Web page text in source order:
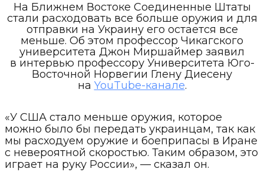
На Ближнем Востоке Соединенные Штаты
стали расходовать все больше оружия и для
отправки на Украину его остается все
меньше. Об этом профессор Чикагского
университета Джон Миршаймер заявил
в интервью профессору Университета Юго-
Восточной Норвегии Глену Диесену
на YouTube-канале.
«У США стало меньше оружия, которое
можно было бы передать украинцам, так как
мы расходуем оружие и боеприпасы в Иране
с невероятной скоростью. Таким образом, это
играет на руку России», — сказал он.